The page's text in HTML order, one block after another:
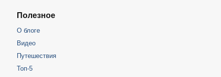
Полезное
О блоге
Видео
Путешествия
Топ-5